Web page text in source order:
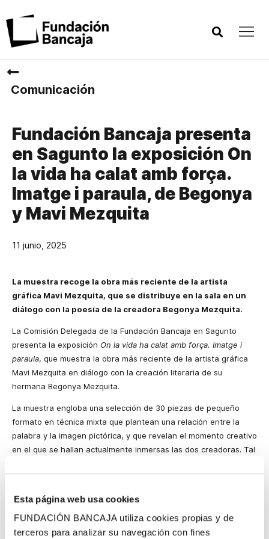
Esta página web usa cookies
FUNDACIÓN BANCAJA utiliza cookies propias y de
terceros para analizar su navegación con fines
Comunicación
Fundación Bancaja presenta
en Sagunto la exposición On
la vida ha calat amb força.
Imatge i paraula, de Begonya
y Mavi Mezquita
11 junio, 2025
La muestra recoge la obra más reciente de la artista
gráfica Mavi Mezquita, que se distribuye en la sala en un
diálogo con la poesía de la creadora Begonya Mezquita.
La Comisión Delegada de la Fundación Bancaja en Sagunto
presenta la exposición On la vida ha calat amb força. Imatge i
paraula, que muestra la obra más reciente de la artista gráfica
Mavi Mezquita en diálogo con la creación literaria de su
hermana Begonya Mezquita.
La muestra engloba una selección de 30 piezas de pequeño
formato en técnica mixta que plantean una relación entre la
palabra y la imagen pictórica, y que revelan el momento creativo
en el que se hallan actualmente inmersas las dos creadoras. Tal
cómplices, amigas. Compartimos un espacio en el que se
ecos y memoria, rastros del pasado’’
El total de las obras expuestas se muestra por primera vez al